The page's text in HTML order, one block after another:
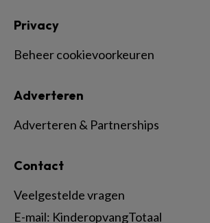
Contact
Veelgestelde vragen
E-mail: KinderopvangTotaal
Adverteren
Adverteren & Partnerships
Privacy
Beheer cookievoorkeuren